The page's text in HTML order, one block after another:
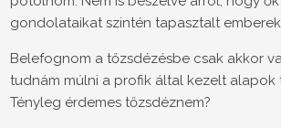
gondolataikat szintén tapasztalt
Belefognom a tőzsdézésbe csak akkor
tudnám múlni a profik által kezelt alapok
Tényleg érdemes tőzsdéznem?